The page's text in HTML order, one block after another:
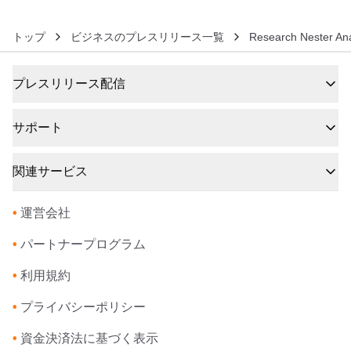
トップ ビジネスのプレスリリース一覧 Research Nester
プレスリリース配信
サポート
関連サービス
• 運営会社
• パートナープログラム
• 利用規約
• プライバシーポリシー
• 資金決済法に基づく表示